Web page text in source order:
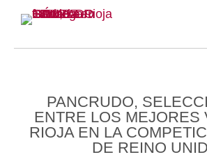
PANCRUDO,
ENTRE LOS MEJORES
RIOJA EN LA
DE REINO